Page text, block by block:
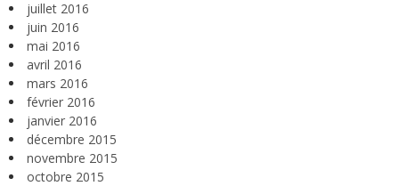
juillet 2016
juin 2016
mai 2016
avril 2016
mars 2016
février 2016
janvier 2016
décembre 2015
novembre 2015
octobre 2015